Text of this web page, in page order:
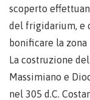
scoperto
del frigidarium, e
bonificare la
La costruzione
Massimiano e
nel 305 d.C.